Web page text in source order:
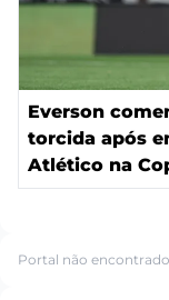
Everson
torcida após
Atlético na
Portal não